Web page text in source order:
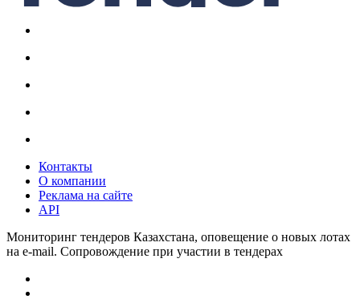
Контакты
О компании
Реклама на сайте
API
Мониторинг тендеров Казахстана, оповещение о новых лотах
на e-mail. Сопровождение при участии в тендерах